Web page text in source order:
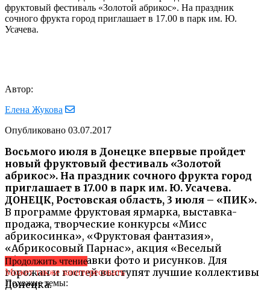
фруктовый фестиваль «Золотой абрикос». На праздник
сочного фрукта город приглашает в 17.00 в парк им. Ю.
Усачева.
Автор:
Елена Жукова
Опубликовано 03.07.2017
Восьмого июля в Донецке впервые пройдет
новый фруктовый фестиваль «Золотой
абрикос». На праздник сочного фрукта город
приглашает в 17.00 в парк им. Ю. Усачева.
ДОНЕЦК, Ростовская область, 3 июля – «ПИК».
В программе фруктовая ярмарка, выставка-
продажа, творческие конкурсы «Мисс
абрикосинка», «Фруктовая фантазия»,
«Абрикосовый Парнас», акция «Веселый
абрикос», выставки фото и рисунков. Для
горожан и гостей выступят лучшие коллективы
Донецка.
Продолжить чтение
Может также заинтересовать
Похожие темы: